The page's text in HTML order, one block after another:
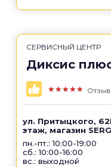
СЕРВИСНЫЙ ЦЕНТР
Диксис
★★★★★
ул. Притыцкого,
этаж, магазин
пн.-пт.: 10:00-19:00
сб.: 10:00-16:00
вс.: выходной